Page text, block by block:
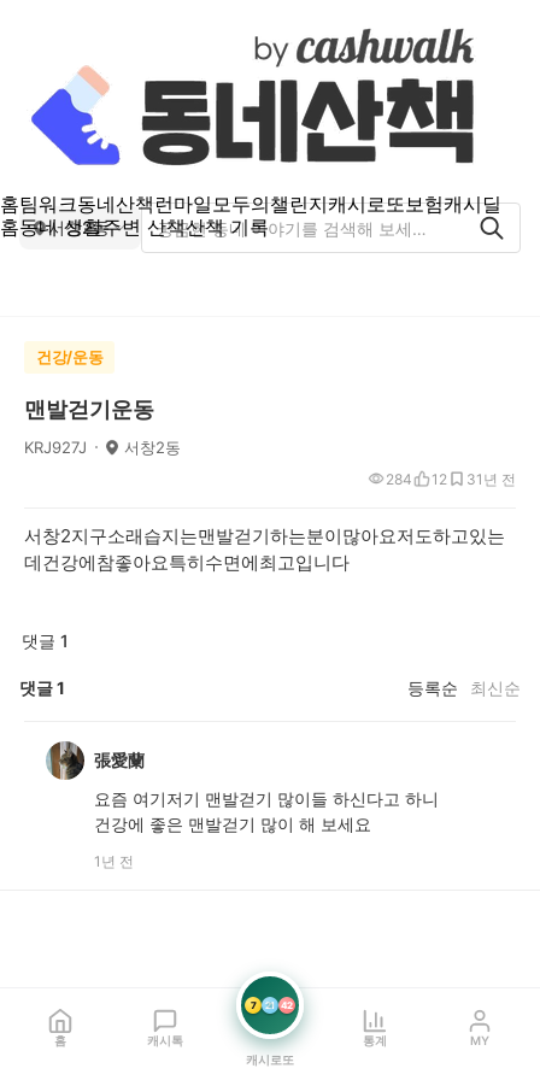
홈팀워크동네산책런마일모두의챌린지캐시로또보험캐시딜
홈동네 생활주변 산책산책 기록
서창2동
건강/운동
맨발걷기운동
KRJ927J 서창2동
1년 전
284 12 3
서창2지구소래습지는맨발걷기하는분이많아요저도하고있는
데건강에참좋아요특히수면에최고입니다
댓글 1
댓글1 등록순 최신순
張愛蘭
요즘 여기저기 맨발걷기 많이들 하신다고 하니
건강에 좋은 맨발걷기 많이 해 보세요
1년 전
홈 캐시톡
7 21 42
캐시로또
통계 MY